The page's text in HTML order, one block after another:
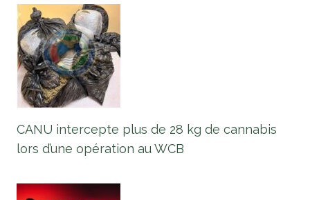
CANU intercepte plus de 28 kg de cannabis
lors d’une opération au WCB